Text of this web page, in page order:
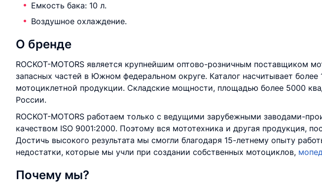
Емкость бака: 10 л.
Воздушное охлаждение.
О бренде
ROCKOT-MOTORS является крупнейшим оптово-розничным поставщиком
запасных частей в Южном федеральном округе. Каталог насчитывает более
мотоциклетной продукции. Складские мощности, площадью более 5000
России.
ROCKOT-MOTORS работаем только с ведущими зарубежными заводами-
качеством ISO 9001:2000. Поэтому вся мототехника и другая продукция,
Достичь высокого результата мы смогли благодаря 15-летнему опыту
недостатки, которые мы учли при создании собственных мотоциклов,
Почему мы?